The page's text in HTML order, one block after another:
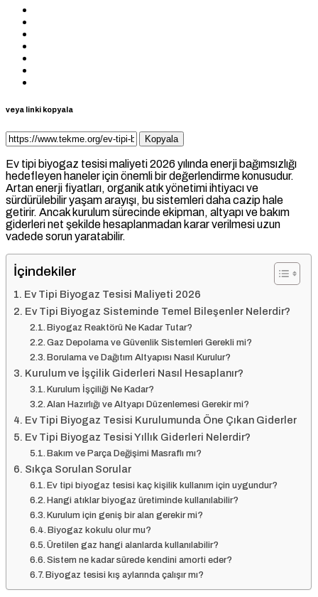
veya linki kopyala
Kopyala
Ev tipi biyogaz tesisi maliyeti 2026 yılında enerji bağımsızlığı
hedefleyen haneler için önemli bir değerlendirme konusudur.
Artan enerji fiyatları, organik atık yönetimi ihtiyacı ve
sürdürülebilir yaşam arayışı, bu sistemleri daha cazip hale
getirir. Ancak kurulum sürecinde ekipman, altyapı ve bakım
giderleri net şekilde hesaplanmadan karar verilmesi uzun
vadede sorun yaratabilir.
İçindekiler
Ev Tipi Biyogaz Tesisi Maliyeti 2026
Ev Tipi Biyogaz Sisteminde Temel Bileşenler Nelerdir?
Biyogaz Reaktörü Ne Kadar Tutar?
Gaz Depolama ve Güvenlik Sistemleri Gerekli mi?
Borulama ve Dağıtım Altyapısı Nasıl Kurulur?
Kurulum ve İşçilik Giderleri Nasıl Hesaplanır?
Kurulum İşçiliği Ne Kadar?
Alan Hazırlığı ve Altyapı Düzenlemesi Gerekir mi?
Ev Tipi Biyogaz Tesisi Kurulumunda Öne Çıkan Giderler
Ev Tipi Biyogaz Tesisi Yıllık Giderleri Nelerdir?
Bakım ve Parça Değişimi Masraflı mı?
Sıkça Sorulan Sorular
Ev tipi biyogaz tesisi kaç kişilik kullanım için uygundur?
Hangi atıklar biyogaz üretiminde kullanılabilir?
Kurulum için geniş bir alan gerekir mi?
Biyogaz kokulu olur mu?
Üretilen gaz hangi alanlarda kullanılabilir?
Sistem ne kadar sürede kendini amorti eder?
Biyogaz tesisi kış aylarında çalışır mı?